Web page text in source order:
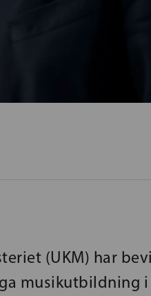
(UKM) har
musikutbildning i